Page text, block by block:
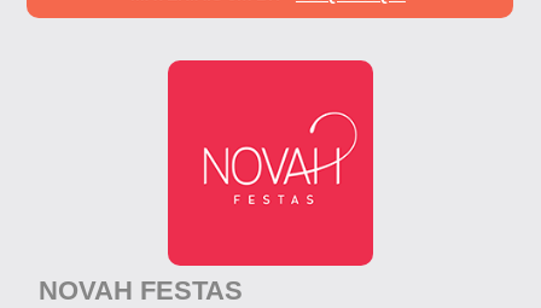
NOVAH FESTAS